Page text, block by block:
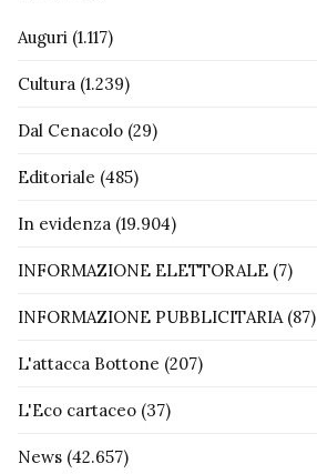
Auguri (1.117)
Cultura (1.239)
Dal Cenacolo (29)
Editoriale (485)
In evidenza (19.904)
INFORMAZIONE ELETTORALE (7)
INFORMAZIONE PUBBLICITARIA(87)
L'attacca Bottone (207)
L'Eco cartaceo (37)
News (42.657)